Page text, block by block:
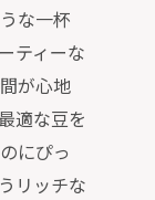
な一杯
ティーな
が心地
適な豆を
にぴっ
リッチな